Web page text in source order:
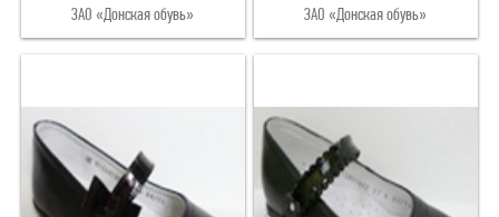
ЗАО «Донская обувь» ЗАО «Донская обувь»